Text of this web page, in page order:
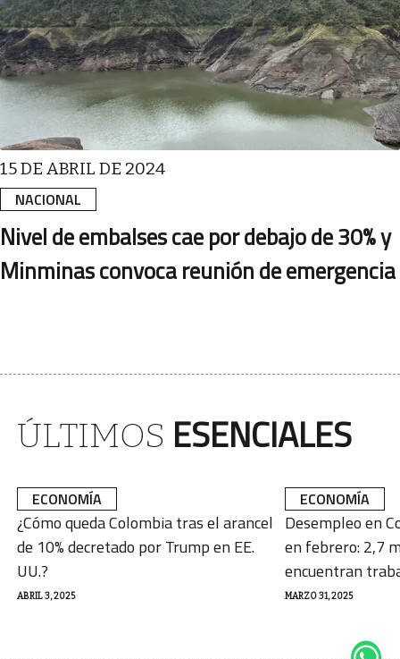
NACIONAL
15 DE ABRIL DE 2024
Nivel de embalses cae por debajo de 30% y
Minminas convoca reunión de emergencia
ÚLTIMOS ESENCIALES
ECONOMÍA
ABRIL 3, 2025
¿Cómo queda Colombia tras el arancel
de 10% decretado por Trump en EE.
UU.?
ECONOMÍA
MARZO 31, 2025
Desempleo en
en febrero: 2,7
encuentran